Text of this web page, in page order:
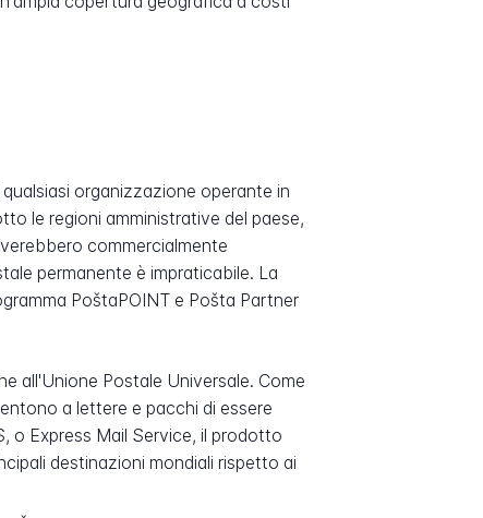
organizzazione operante in
le regioni amministrative del paese,
commercialmente
permanente è impraticabile. La
PoštaPOINT e Pošta Partner
all'Unione Postale Universale. Come
a lettere e pacchi di essere
o Express Mail Service, il prodotto
destinazioni mondiali rispetto ai